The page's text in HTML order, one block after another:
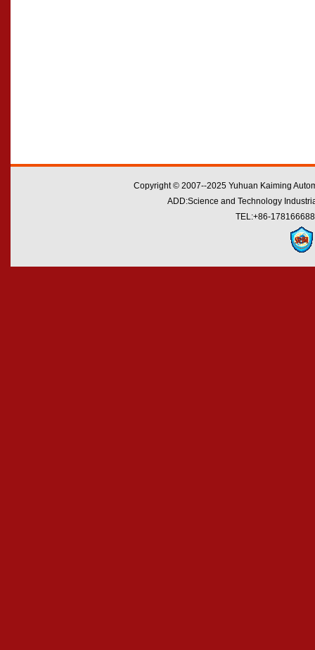
Copyright © 2007--2025 Yuhuan Kaiming
ADD:Science and Technology
TEL:+86-